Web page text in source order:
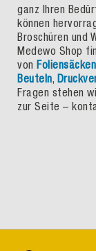
ganz Ihren
können
Broschüren und
Medewo Shop
von
Beuteln,
Fragen stehen
zur Seite –